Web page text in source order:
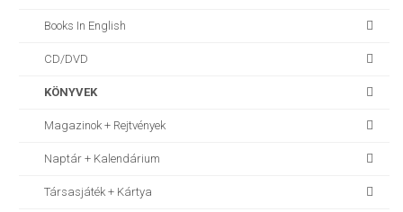
Books In English
CD/DVD
KÖNYVEK
Magazinok + Rejtvények
Naptár + Kalendárium
Társasjáték + Kártya